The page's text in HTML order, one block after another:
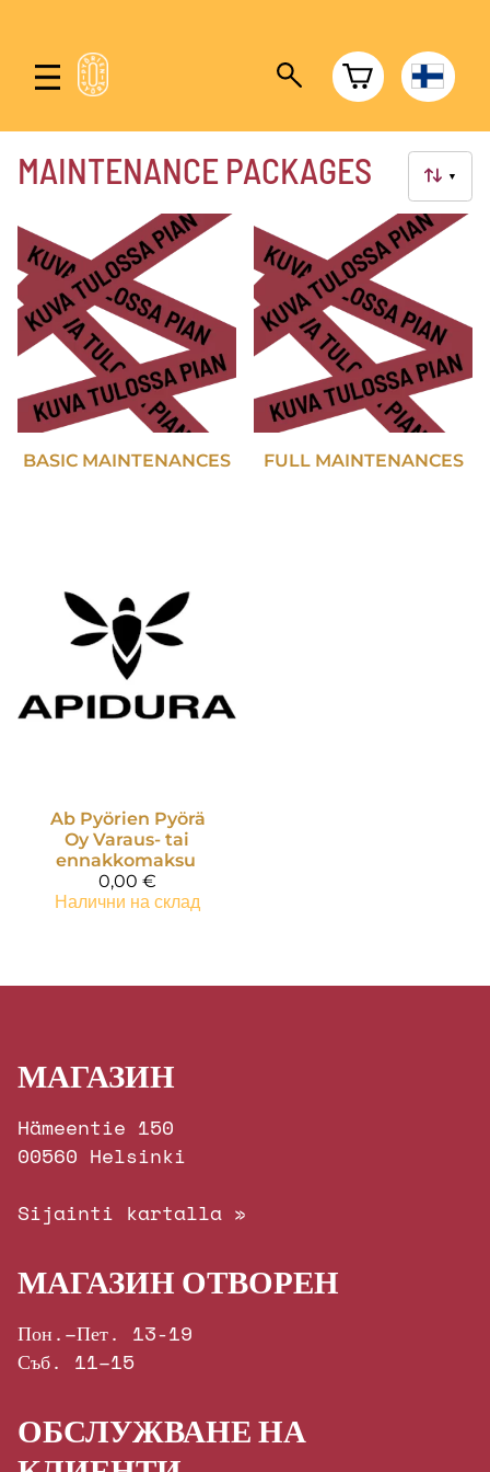
▼
MAINTENANCE PACKAGES
BASIC MAINTENANCES FULL MAINTENANCES
Ab Pyörien Pyörä
Oy Varaus- tai
ennakkomaksu
0,00 €
Налични на склад
МАГАЗИН
Hämeentie 150
00560 Helsinki
Sijainti kartalla »
МАГАЗИН ОТВОРЕН
Пон.–Пет. 13-19
Съб. 11–15
ОБСЛУЖВАНЕ НА